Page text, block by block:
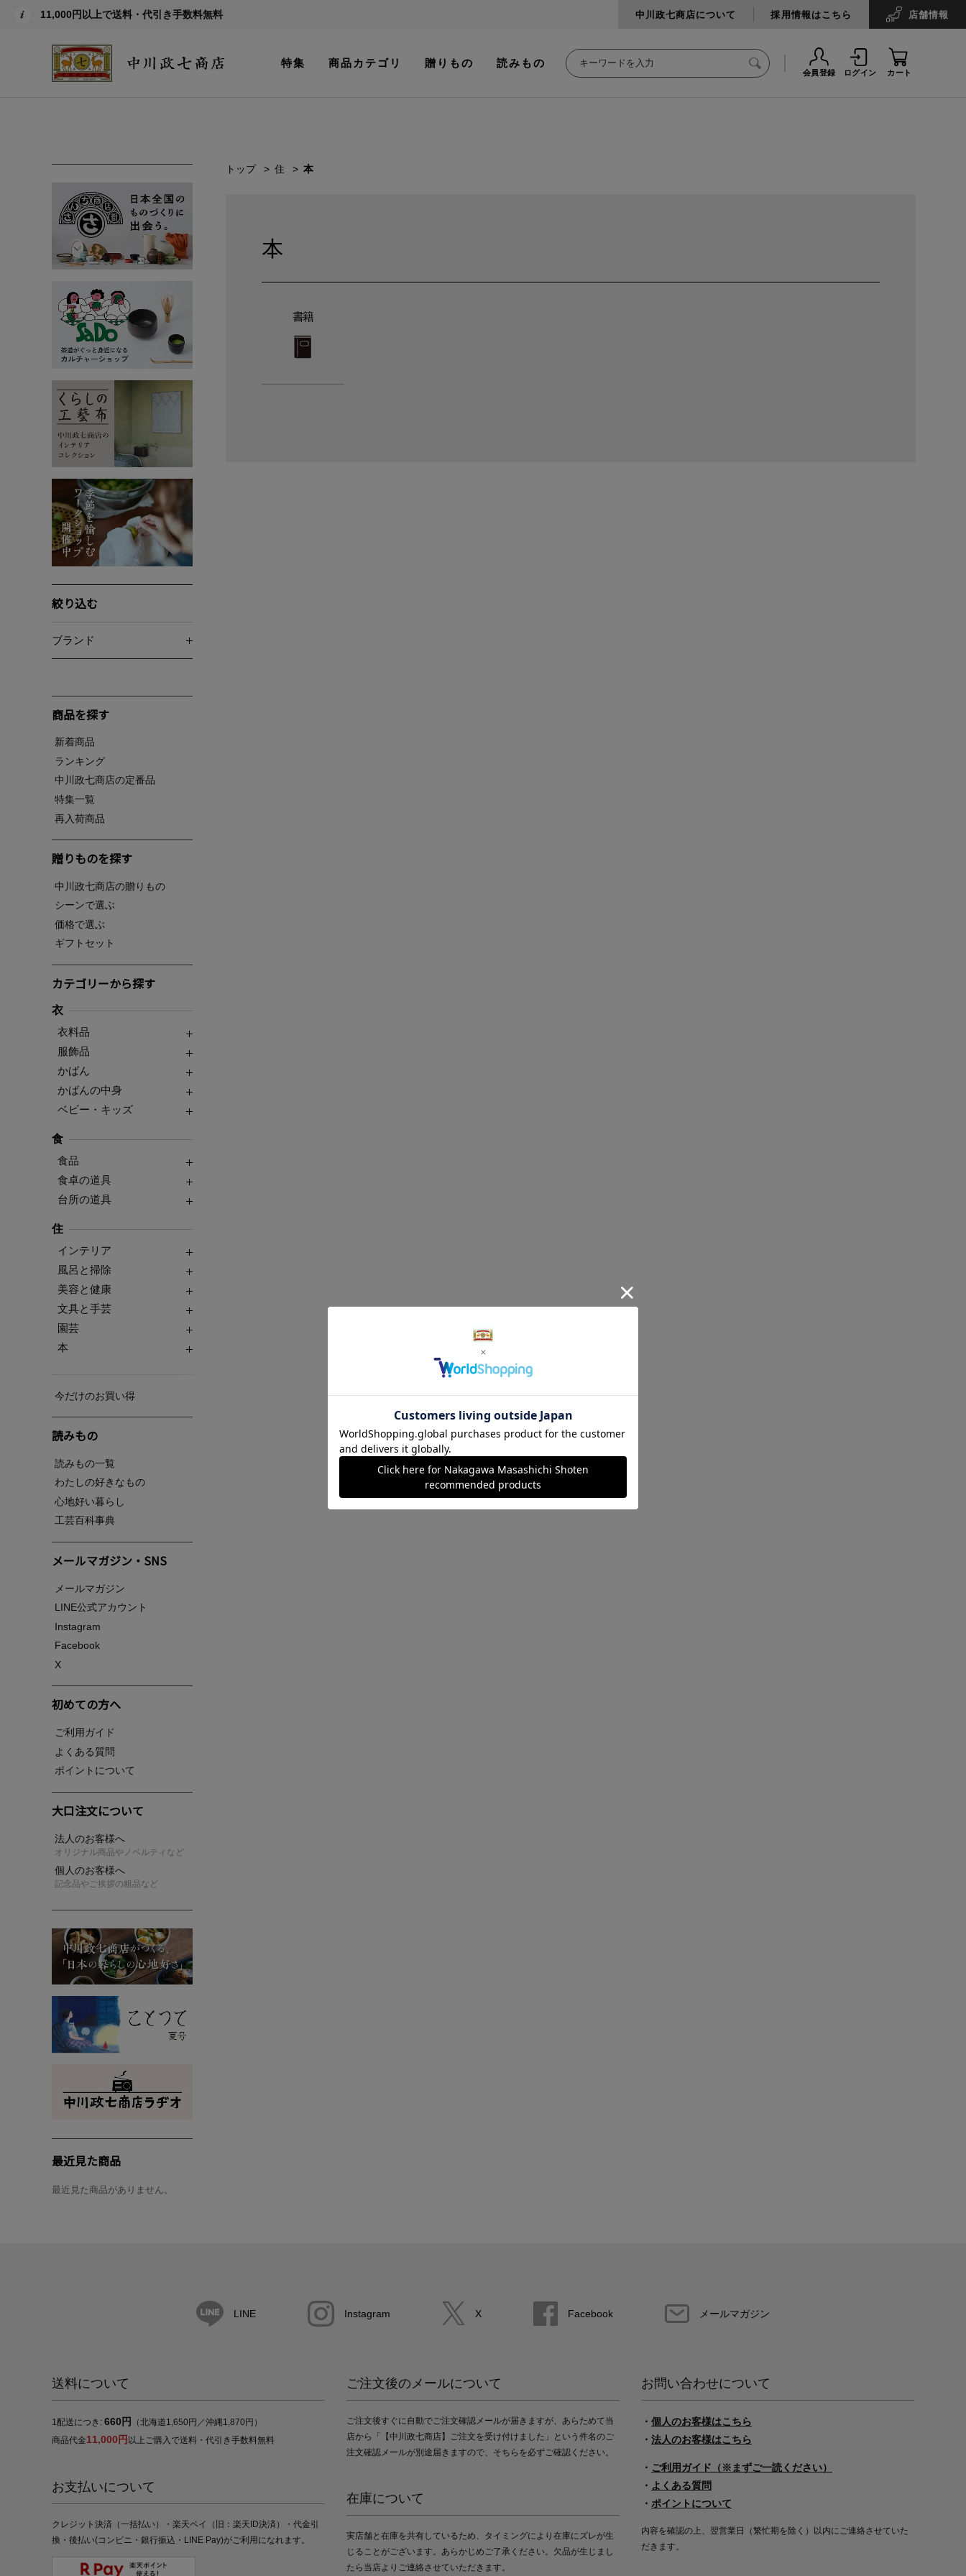
11,000円以上で送料・代引き手数料無料 中川政七商店について 採用情報はこちら 店舗情報
特集 商品カテゴリ 贈りもの 読みもの
会員登録 ログイン カート
絞り込む
ブランド
商品を探す
新着商品
ランキング
中川政七商店の定番品
特集一覧
再入荷商品
贈りものを探す
中川政七商店の贈りもの
シーンで選ぶ
価格で選ぶ
ギフトセット
カテゴリーから探す
衣
衣料品
服飾品
かばん
かばんの中身
ベビー・キッズ
食
食品
食卓の道具
台所の道具
住
インテリア
風呂と掃除
美容と健康
文具と手芸
園芸
本
今だけのお買い得
読みもの
読みもの一覧
わたしの好きなもの
心地好い暮らし
工芸百科事典
メールマガジン・SNS
メールマガジン
LINE公式アカウント
Instagram
Facebook
X
初めての方へ
ご利用ガイド
よくある質問
ポイントについて
大口注文について
法人のお客様へ
オリジナル商品やノベルティなど
個人のお客様へ
記念品やご挨拶の粗品など
最近見た商品
最近見た商品がありません。
トップ 住 本
本
書籍
LINE Instagram X Facebook メールマガジン
送料について
1配送につき: 660円
（北海道1,650円／沖縄1,870円）
商品代金11,000円 以上ご購入で送料・代引き手数料無料
お支払いについて
クレジット決済（一括払い）・楽天ペイ（旧：楽天ID決済）・代金引
換・後払い(コンビニ・銀行振込・LINE Pay)がご利用になれます。
ご注文後のメールについて
ご注文後すぐに自動でご注文確認メールが届きますが、あらためて当
店から「【中川政七商店】ご注文を受け付けました」という件名のご
注文確認メールが別途届きますので、そちらを必ずご確認ください。
在庫について
実店舗と在庫を共有しているため、タイミングにより在庫にズレが生
じることがございます。あらかじめご了承ください。欠品が生じまし
たら当店よりご連絡させていただきます。
お問い合わせについて
・ 個人のお客様はこちら
・ 法人のお客様はこちら
・ ご利用ガイド（※まずご一読ください）
・ よくある質問
・ ポイントについて
内容を確認の上、翌営業日（繁忙期を除く）以内にご連絡させていた
だきます。